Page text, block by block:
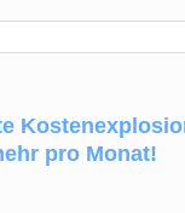
pro Monat!